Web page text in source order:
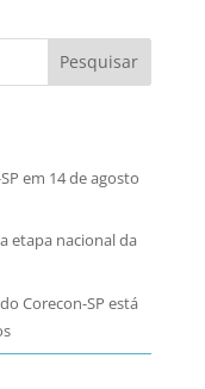
Pesquisar
em 14 de agosto
etapa nacional da
Corecon-SP está